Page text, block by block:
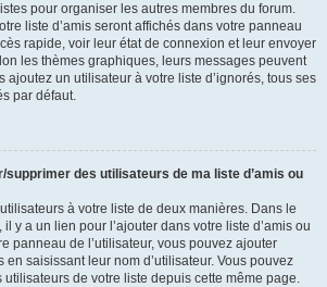
pour organiser les autres membres du forum.
liste d’amis seront affichés dans votre panneau
rapide, voir leur état de connexion et leur envoyer
les thèmes graphiques, leurs messages peuvent
ajoutez un utilisateur à votre liste d’ignorés, tous ses
par défaut.
supprimer des utilisateurs de ma liste d’amis ou
à votre liste de deux manières. Dans le
y a un lien pour l’ajouter dans votre liste d’amis ou
panneau de l’utilisateur, vous pouvez ajouter
en saisissant leur nom d’utilisateur. Vous pouvez
de votre liste depuis cette même page.